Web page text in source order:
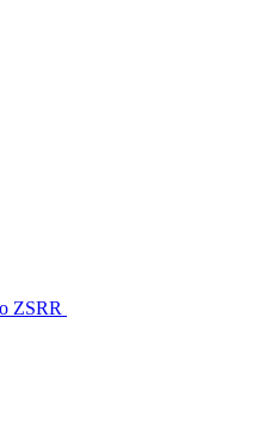
ZSRR